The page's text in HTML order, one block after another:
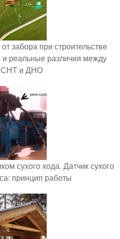
забора при строительстве
реальные различия между
и ДНО
сухого хода. Датчик сухого
принцип работы